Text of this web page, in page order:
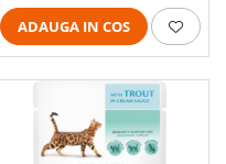
ADAUGA IN COS